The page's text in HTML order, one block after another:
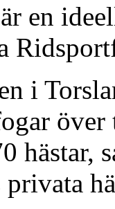
en
i
över
hästar,